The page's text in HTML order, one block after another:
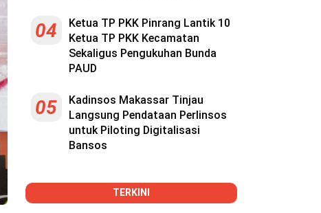
04
Ketua TP PKK Pinrang Lantik 10
Ketua TP PKK Kecamatan
Sekaligus Pengukuhan Bunda
PAUD
05
Kadinsos Makassar Tinjau
Langsung Pendataan Perlinsos
untuk Piloting Digitalisasi
Bansos
TERKINI